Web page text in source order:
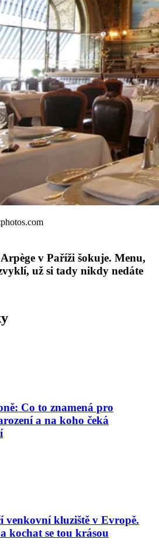
v Paříži šokuje. Menu,
už si tady nikdy nedáte
Co to znamená pro
a na koho čeká
venkovní kluziště v Evropě.
kochat se tou krásou